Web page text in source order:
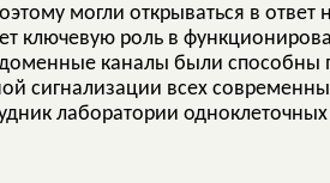
могли открываться в ответ
ключевую роль в
каналы были способны
сигнализации всех
лаборатории